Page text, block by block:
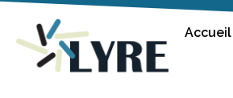
Accueil